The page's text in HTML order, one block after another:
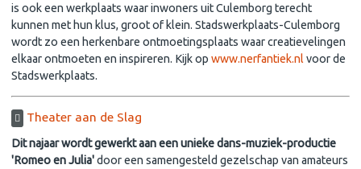
is ook een werkplaats waar inwoners uit Culemborg terecht
kunnen met hun klus, groot of klein. Stadswerkplaats-Culemborg
wordt zo een herkenbare ontmoetingsplaats waar creatievelingen
elkaar ontmoeten en inspireren. Kijk op www.nerfantiek.nl voor de
Stadswerkplaats.
Theater aan de Slag
Dit najaar wordt gewerkt aan een unieke dans-muziek-productie
'Romeo en Julia'door een samengesteld gezelschap van amateurs